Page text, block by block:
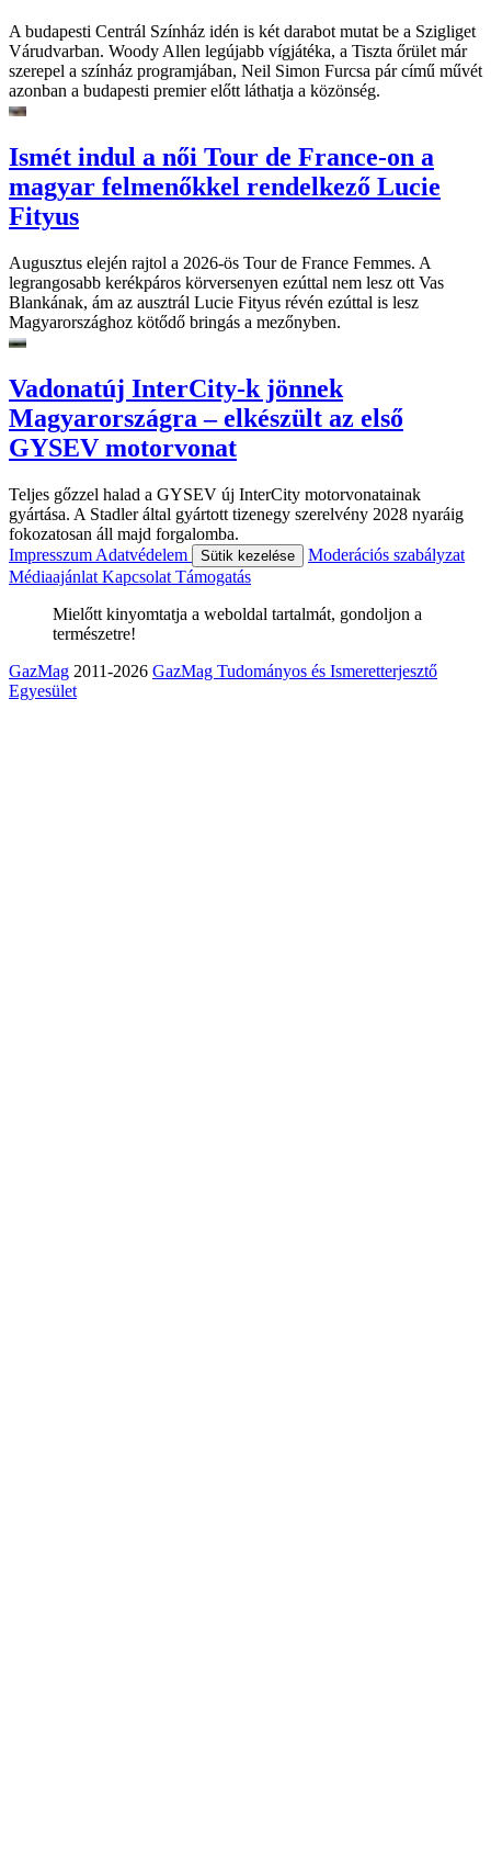
A budapesti Centrál Színház idén is két darabot mutat be a Szigliget
Várudvarban. Woody Allen legújabb vígjátéka, a Tiszta őrület már
szerepel a színház programjában, Neil Simon Furcsa pár című művét
azonban a budapesti premier előtt láthatja a közönség.
Ismét indul a női Tour de France-on a
magyar felmenőkkel rendelkező Lucie
Fityus
Augusztus elején rajtol a 2026-ös Tour de France Femmes. A
legrangosabb kerékpáros körversenyen ezúttal nem lesz ott Vas
Blankának, ám az ausztrál Lucie Fityus révén ezúttal is lesz
Magyarországhoz kötődő bringás a mezőnyben.
Vadonatúj InterCity-k jönnek
Magyarországra – elkészült az első
GYSEV motorvonat
Teljes gőzzel halad a GYSEV új InterCity motorvonatainak
gyártása. A Stadler által gyártott tizenegy szerelvény 2028 nyaráig
fokozatosan áll majd forgalomba.
Impresszum Adatvédelem Sütik kezelése
Moderációs szabályzat
Médiaajánlat Kapcsolat Támogatás
Mielőtt kinyomtatja a weboldal tartalmát, gondoljon a
természetre!
GazMag 2011-2026 GazMag Tudományos és Ismeretterjesztő
Egyesület